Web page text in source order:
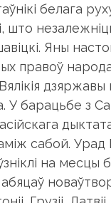
белага
што
Яны
правоў
барацьбе з
сабой.
на месцы
абяцаў